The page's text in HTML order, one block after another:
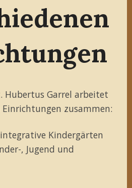
Hubertus Garrel arbeitet
zusammen:
Kindergärten
, Jugend und